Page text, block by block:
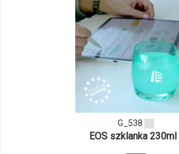
i
ilości
produktu
G_538
G_538
EOS szklanka 230ml